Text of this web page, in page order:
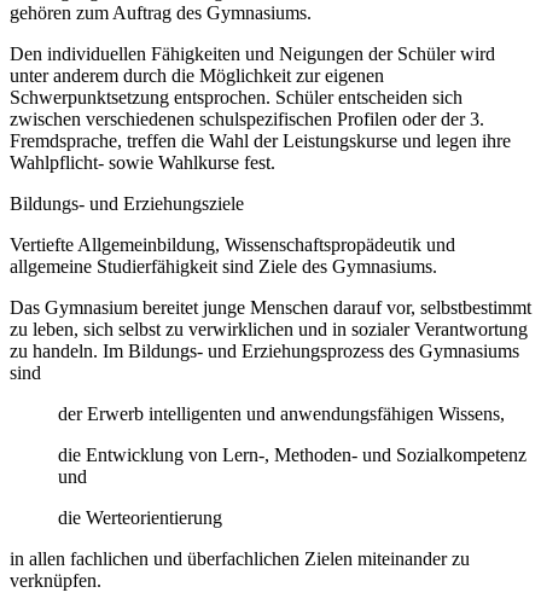
gehören zum Auftrag des Gymnasiums.
Den individuellen Fähigkeiten und Neigungen der Schüler wird
unter anderem durch die Möglichkeit zur eigenen
Schwerpunktsetzung entsprochen. Schüler entscheiden sich
zwischen verschiedenen schulspezifischen Profilen oder der 3.
Fremdsprache, treffen die Wahl der Leistungskurse und legen ihre
Wahlpflicht- sowie Wahlkurse fest.
Bildungs- und Erziehungsziele
Vertiefte Allgemeinbildung, Wissenschaftspropädeutik und
allgemeine Studierfähigkeit sind Ziele des Gymnasiums.
Das Gymnasium bereitet junge Menschen darauf vor, selbstbestimmt
zu leben, sich selbst zu verwirklichen und in sozialer Verantwortung
zu handeln. Im Bildungs- und Erziehungsprozess des Gymnasiums
sind
der Erwerb intelligenten und anwendungsfähigen Wissens,
die Entwicklung von Lern-, Methoden- und Sozialkompetenz
und
die Werteorientierung
in allen fachlichen und überfachlichen Zielen miteinander zu
verknüpfen.